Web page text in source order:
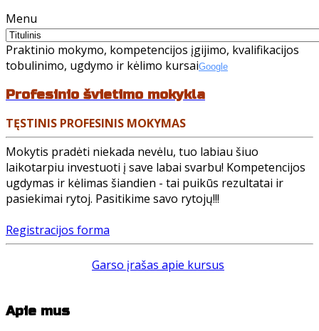
Menu
Praktinio mokymo, kompetencijos įgijimo, kvalifikacijos
tobulinimo, ugdymo ir kėlimo kursaiGoogle
Profesinio švietimo mokykla
TĘSTINIS PROFESINIS MOKYMAS
Mokytis pradėti niekada nevėlu, tuo labiau šiuo
laikotarpiu investuoti į save labai svarbu! Kompetencijos
ugdymas ir kėlimas šiandien - tai puikūs rezultatai ir
pasiekimai rytoj. Pasitikime savo rytojų!!!
Registracijos forma
Garso įrašas apie kursus
Apie mus